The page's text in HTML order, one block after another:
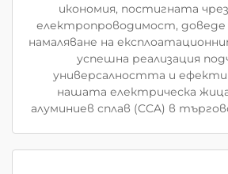
икономия, постигната
електропроводимост, доведе
намаляване на
успешна реализация
универсалността и
нашата електрическа
алуминиев сплав (CCA) в